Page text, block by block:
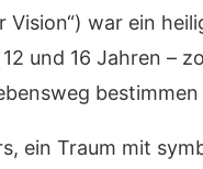
Vision“) war ein
und 16 Jahren –
bestimmen
ein Traum mit